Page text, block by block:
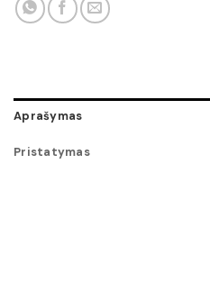
Aprašymas
Pristatymas